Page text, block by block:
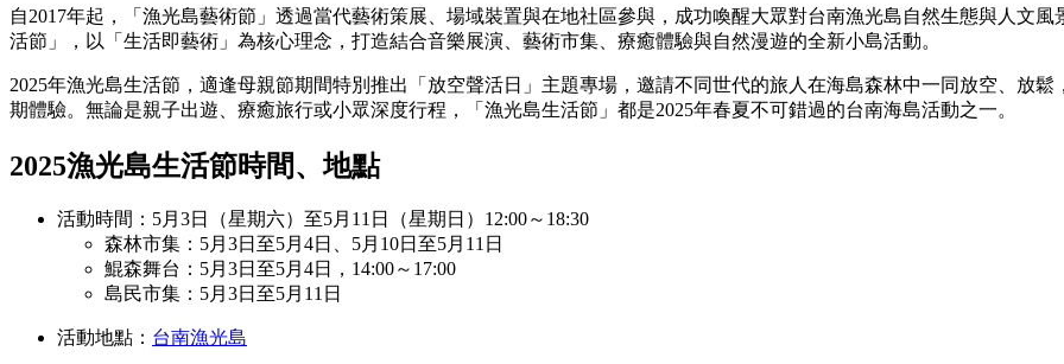
自2017年起，「漁光島藝術節」透過當代藝術策展、場域裝置與在地社區參與，成功喚醒大眾對台南漁光島自然生態與人文
活節」，以「生活即藝術」為核心理念，打造結合音樂展演、藝術市集、療癒體驗與自然漫遊的全新小島活動。
2025年漁光島生活節，適逢母親節期間特別推出「放空聲活日」主題專場，邀請不同世代的旅人在海島森林中一同放空、放
期體驗。無論是親子出遊、療癒旅行或小眾深度行程，「漁光島生活節」都是2025年春夏不可錯過的台南海島活動之一。
2025漁光島生活節時間、地點
活動時間：5月3日（星期六）至5月11日（星期日）12:00～18:30
森林市集：5月3日至5月4日、5月10日至5月11日
鯤森舞台：5月3日至5月4日，14:00～17:00
島民市集：5月3日至5月11日
活動地點： 台南漁光島